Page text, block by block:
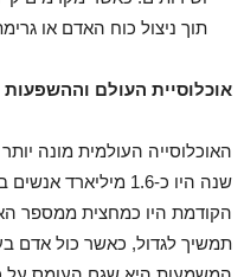
תוך ניצול כוח האדם או
אוכלוסיית העולם
הקודמת היו כמחצית ממספר
תמשיך לגדול, כאשר כול אדם